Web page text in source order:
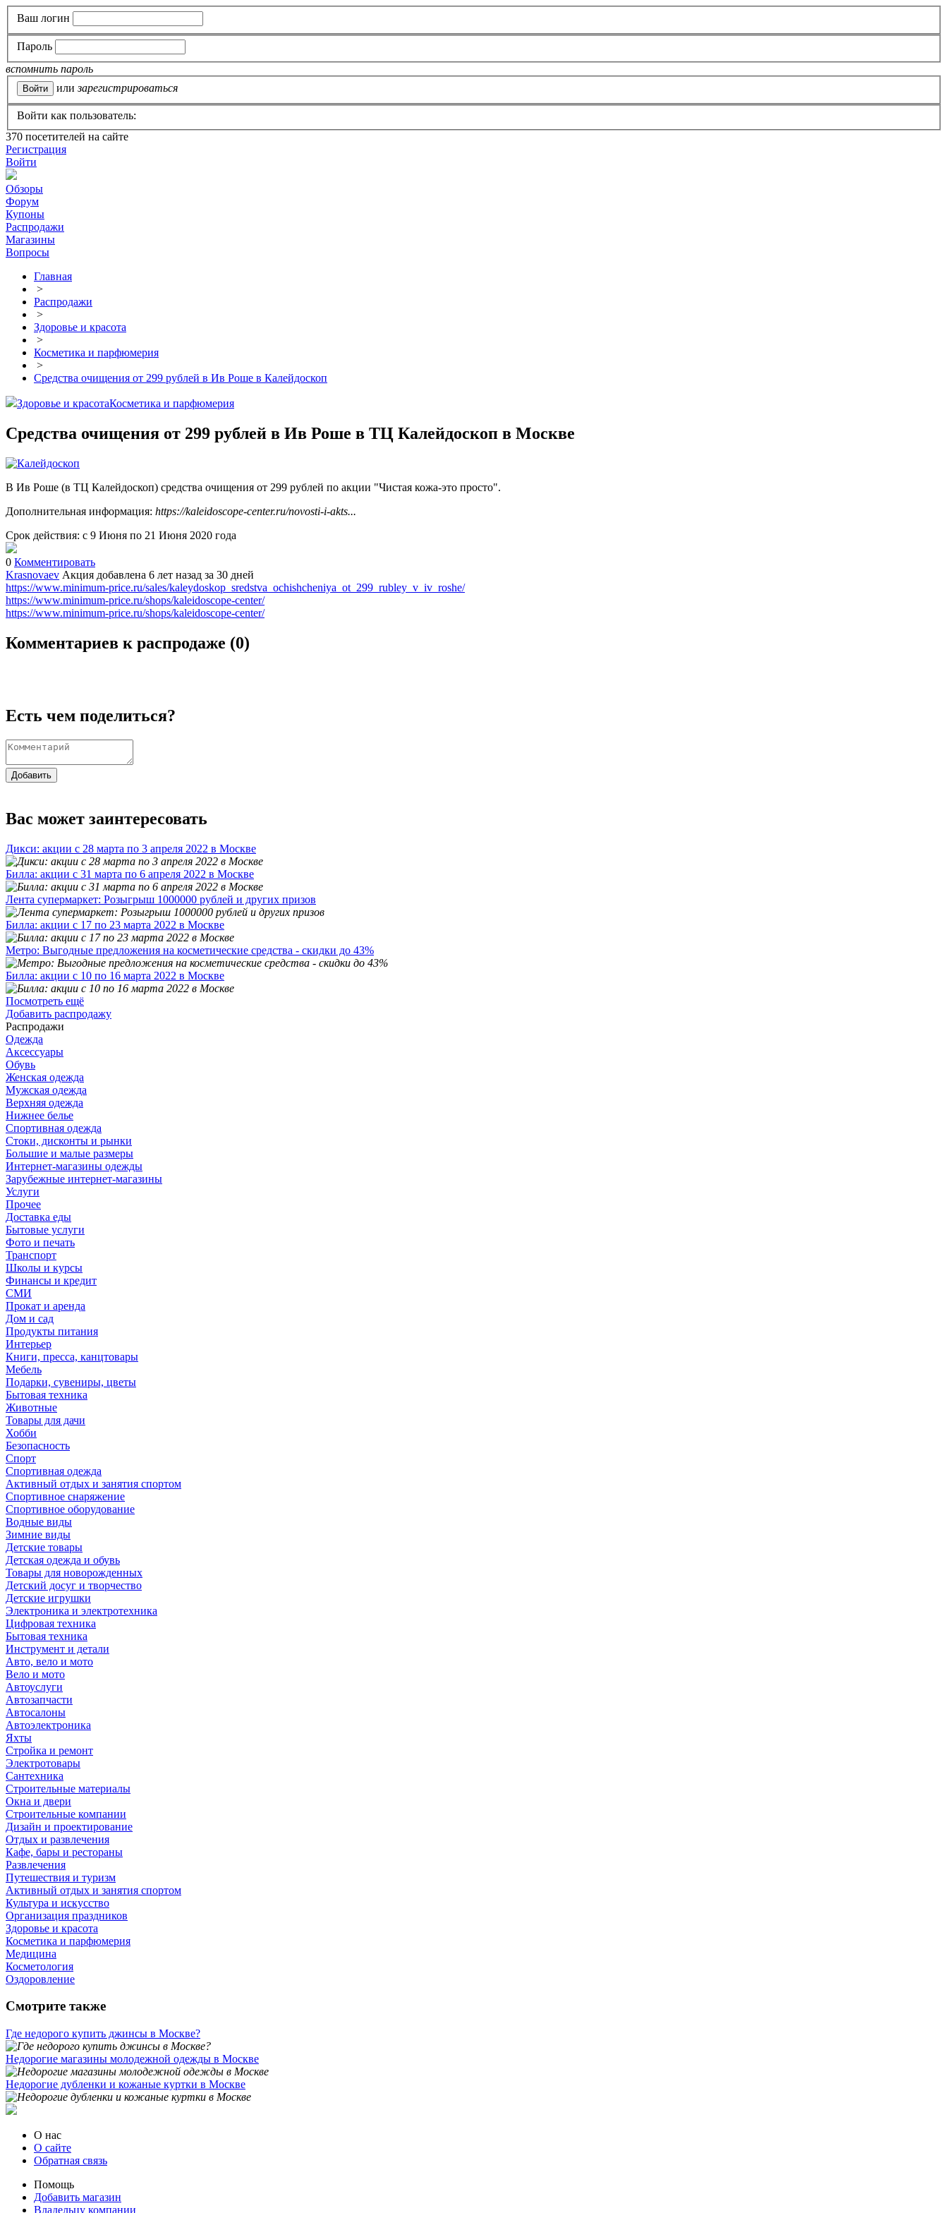
Ваш логин
Пароль
вспомнить пароль
или зарегистрироваться
Войти как пользователь:
370 посетителей на сайте
Регистрация
Войти
Обзоры
Форум
Купоны
Распродажи
Магазины
Вопросы
Главная
>
Распродажи
>
Здоровье и красота
>
Косметика и парфюмерия
>
Средства очищения от 299 рублей в Ив Роше в Калейдоскоп
Здоровье и красотаКосметика и парфюмерия
Средства очищения от 299 рублей в Ив Роше в ТЦ Калейдоскоп в Москве
В Ив Роше (в ТЦ Калейдоскоп) средства очищения от 299 рублей по акции "Чистая кожа-это просто".
Дополнительная информация: https://kaleidoscope-center.ru/novosti-i-akts...
Срок действия: с 9 Июня по 21 Июня 2020 года
0 Комментировать
Krasnovaev Акция добавлена 6 лет назад за 30 дней
https://www.minimum-price.ru/sales/kaleydoskop_sredstva_ochishcheniya_ot_299_rubley_v_iv_roshe/
https://www.minimum-price.ru/shops/kaleidoscope-center/
https://www.minimum-price.ru/shops/kaleidoscope-center/
Комментариев к распродаже (0)
Есть чем поделиться?
Добавить
Вас может заинтересовать
Дикси: акции с 28 марта по 3 апреля 2022 в Москве
Билла: акции с 31 марта по 6 апреля 2022 в Москве
Лента супермаркет: Розыгрыш 1000000 рублей и других призов
Билла: акции с 17 по 23 марта 2022 в Москве
Метро: Выгодные предложения на косметические средства - скидки до 43%
Билла: акции с 10 по 16 марта 2022 в Москве
Посмотреть ещё
Добавить распродажу
Распродажи
Одежда
Аксессуары
Обувь
Женская одежда
Мужская одежда
Верхняя одежда
Нижнее белье
Спортивная одежда
Стоки, дисконты и рынки
Большие и малые размеры
Интернет-магазины одежды
Зарубежные интернет-магазины
Услуги
Прочее
Доставка еды
Бытовые услуги
Фото и печать
Транспорт
Школы и курсы
Финансы и кредит
СМИ
Прокат и аренда
Дом и сад
Продукты питания
Интерьер
Книги, пресса, канцтовары
Мебель
Подарки, сувениры, цветы
Бытовая техника
Животные
Товары для дачи
Хобби
Безопасность
Спорт
Спортивная одежда
Активный отдых и занятия спортом
Спортивное снаряжение
Спортивное оборудование
Водные виды
Зимние виды
Детские товары
Детская одежда и обувь
Товары для новорожденных
Детский досуг и творчество
Детские игрушки
Электроника и электротехника
Цифровая техника
Бытовая техника
Инструмент и детали
Авто, вело и мото
Вело и мото
Автоуслуги
Автозапчасти
Автосалоны
Автоэлектроника
Яхты
Стройка и ремонт
Электротовары
Сантехника
Строительные материалы
Окна и двери
Строительные компании
Дизайн и проектирование
Отдых и развлечения
Кафе, бары и рестораны
Развлечения
Путешествия и туризм
Активный отдых и занятия спортом
Культура и искусство
Организация праздников
Здоровье и красота
Косметика и парфюмерия
Медицина
Косметология
Оздоровление
Смотрите также
Где недорого купить джинсы в Москве?
Недорогие магазины молодежной одежды в Москве
Недорогие дубленки и кожаные куртки в Москве
О нас
О сайте
Обратная связь
Помощь
Добавить магазин
Владельцу компании